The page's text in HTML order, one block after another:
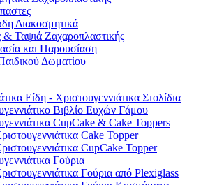
Διακοσμητικά
Ταψιά Ζαχαροπλαστικής
και Παρουσίαση
Δωματίου
Είδη - Χριστουγεννιάτικα Στολίδια
Βιβλίο Ευχών Γάμου
CupCake & Cake Toppers
Cake Topper
CupCake Topper
Γούρια
Γούρια από Plexiglass